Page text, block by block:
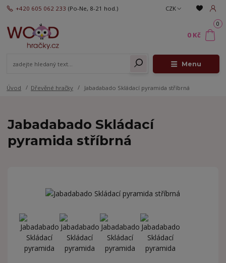
Menu
CZK
+420 605 062 233 (Po-Ne, 8-21 hod.)
0
0 Kč
Úvod Dřevěné hračky Jabadabado Skládací pyramida stříbrná
Jabadabado Skládací
pyramida stříbrná